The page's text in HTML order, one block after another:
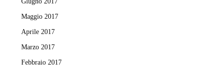
Maggio 2017
Aprile 2017
Marzo 2017
Febbraio 2017